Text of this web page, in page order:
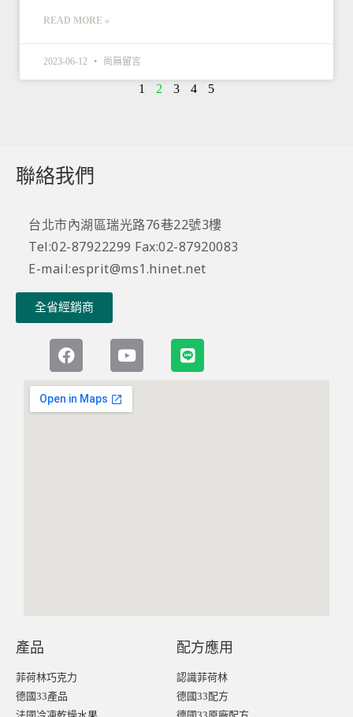
READ MORE »
2023-06-12 尚無留言
1 2 3 4 5
聯絡我們
台北市內湖區瑞光路76巷22號3樓
Tel:02-87922299 Fax:02-87920083
E-mail:esprit@ms1.hinet.net
全省經銷商
產品
菲荷林巧克力
德國33產品
配方應用
認識菲荷林
德國33配方